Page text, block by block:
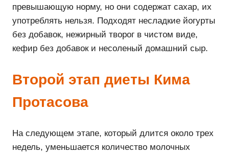
превышающую норму, но они содержат сахар, их
употреблять нельзя. Подходят несладкие йогурты
без добавок, нежирный творог в чистом виде,
кефир без добавок и несоленый домашний сыр.
Второй этап диеты Кима
Протасова
На следующем этапе, который длится около трех
недель, уменьшается количество молочных